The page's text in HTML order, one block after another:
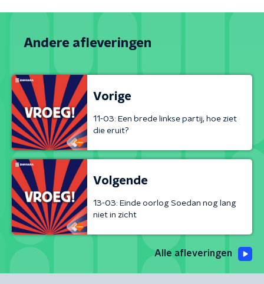
Andere afleveringen
Vorige
11-03: Een brede linkse partij, hoe ziet
die eruit?
Volgende
13-03: Einde oorlog Soedan nog lang
niet in zicht
Alle afleveringen